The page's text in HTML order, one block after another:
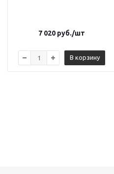
7 020 руб./шт
В корзину